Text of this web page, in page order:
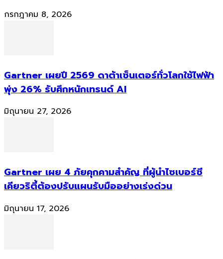
กรกฎาคม 8, 2026
Gartner เผยปี 2569 ดาต้าเซ็นเตอร์ทั่วโลกใช้ไฟฟ้า
พุ่ง 26% รับศึกหนักเทรนด์ AI
มิถุนายน 27, 2026
Gartner เผย 4 ภัยคุกคามสำคัญ ที่ผู้นำไซเบอร์ซี
เคียวริตี้ต้องปรับแผนรับมืออย่างเร่งด่วน
มิถุนายน 17, 2026